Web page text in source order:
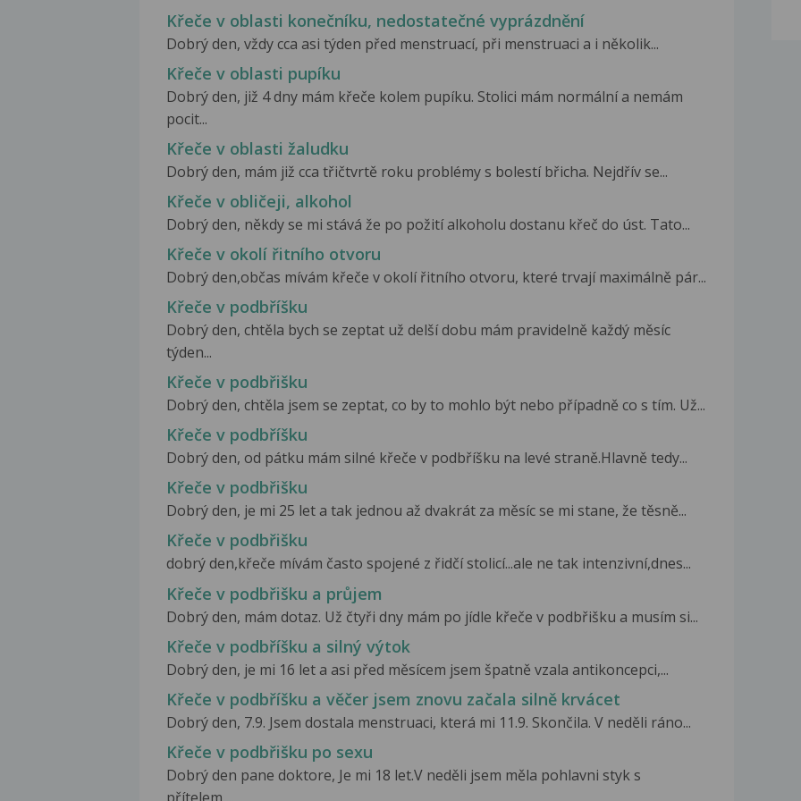
Křeče v oblasti konečníku, nedostatečné vyprázdnění
Dobrý den, vždy cca asi týden před menstruací, při menstruaci a i několik...
Křeče v oblasti pupíku
Dobrý den, již 4 dny mám křeče kolem pupíku. Stolici mám normální a nemám
pocit...
Křeče v oblasti žaludku
Dobrý den, mám již cca třičtvrtě roku problémy s bolestí břicha. Nejdřív se...
Křeče v obličeji, alkohol
Dobrý den, někdy se mi stává že po požití alkoholu dostanu křeč do úst. Tato...
Křeče v okolí řitního otvoru
Dobrý den,občas mívám křeče v okolí řitního otvoru, které trvají maximálně pár...
Křeče v podbříšku
Dobrý den, chtěla bych se zeptat už delší dobu mám pravidelně každý měsíc
týden...
Křeče v podbřišku
Dobrý den, chtěla jsem se zeptat, co by to mohlo být nebo případně co s tím. Už...
Křeče v podbříšku
Dobrý den, od pátku mám silné křeče v podbříšku na levé straně.Hlavně tedy...
Křeče v podbřišku
Dobrý den, je mi 25 let a tak jednou až dvakrát za měsíc se mi stane, že těsně...
Křeče v podbřišku
dobrý den,křeče mívám často spojené z řidčí stolicí...ale ne tak intenzivní,dnes...
Křeče v podbřišku a průjem
Dobrý den, mám dotaz. Už čtyři dny mám po jídle křeče v podbřišku a musím si...
Křeče v podbříšku a silný výtok
Dobrý den, je mi 16 let a asi před měsícem jsem špatně vzala antikoncepci,...
Křeče v podbříšku a věčer jsem znovu začala silně krvácet
Dobrý den, 7.9. Jsem dostala menstruaci, která mi 11.9. Skončila. V neděli ráno...
Křeče v podbřišku po sexu
Dobrý den pane doktore, Je mi 18 let.V neděli jsem měla pohlavni styk s